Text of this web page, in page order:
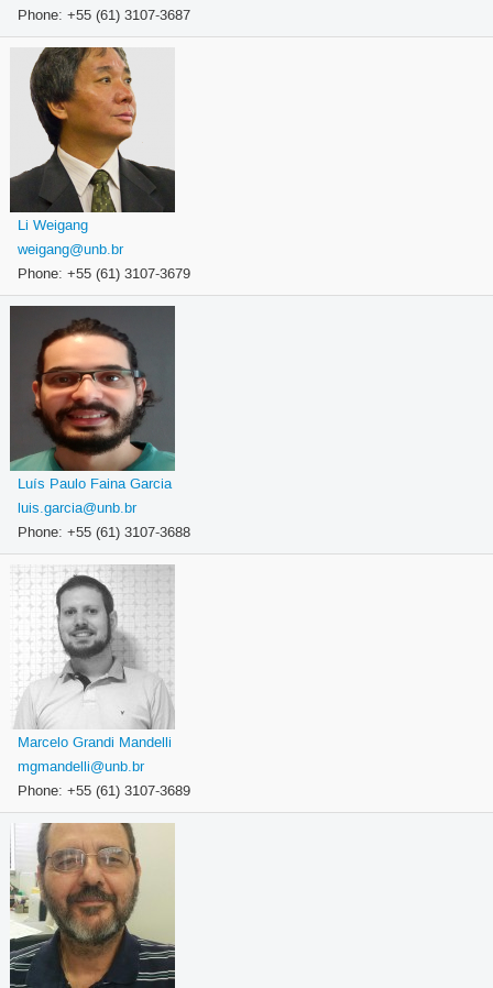
Phone: +55 (61) 3107-3687
Li Weigang
weigang@unb.br
Phone: +55 (61) 3107-3679
Luís Paulo Faina Garcia
luis.garcia@unb.br
Phone: +55 (61) 3107-3688
Marcelo Grandi Mandelli
mgmandelli@unb.br
Phone: +55 (61) 3107-3689